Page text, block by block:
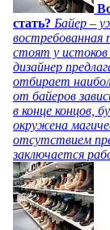
стать? Байер –
стоят у
дизайнер
отбирает
от байеров
в конце концов,
окружена
отсутствием
заключается